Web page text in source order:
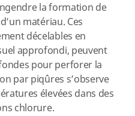
la formation de
matériau. Ces
décelables en
approfondi, peuvent
pour perforer la
par piqûres s’observe
élevées dans des
chlorure.